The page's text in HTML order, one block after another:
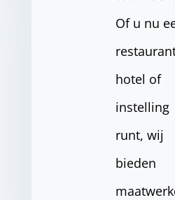
Of u nu
hotel of
instelling
runt, wij
bieden